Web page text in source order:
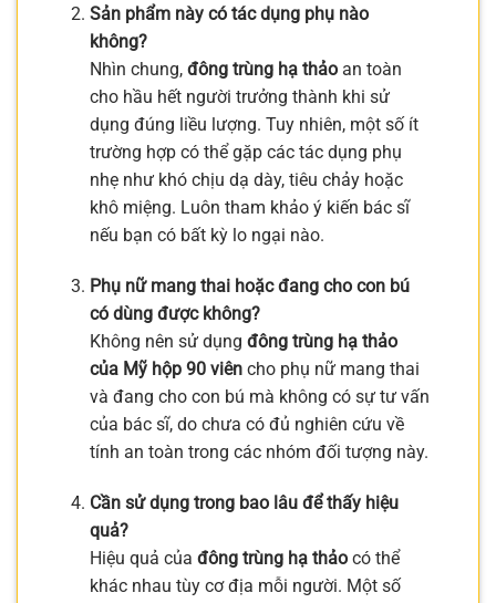
Sản phẩm này có tác dụng phụ nào
không?
Nhìn chung, đông trùng hạ thảoan toàn
cho hầu hết người trưởng thành khi sử
dụng đúng liều lượng. Tuy nhiên, một số ít
trường hợp có thể gặp các tác dụng phụ
nhẹ như khó chịu dạ dày, tiêu chảy hoặc
khô miệng. Luôn tham khảo ý kiến bác sĩ
nếu bạn có bất kỳ lo ngại nào.
Phụ nữ mang thai hoặc đang cho con bú
có dùng được không?
Không nên sử dụng đông trùng hạ thảo
của Mỹ hộp 90 viêncho phụ nữ mang thai
và đang cho con bú mà không có sự tư vấn
của bác sĩ, do chưa có đủ nghiên cứu về
tính an toàn trong các nhóm đối tượng này.
Cần sử dụng trong bao lâu để thấy hiệu
quả?
Hiệu quả của đông trùng hạ thảocó thể
khác nhau tùy cơ địa mỗi người. Một số